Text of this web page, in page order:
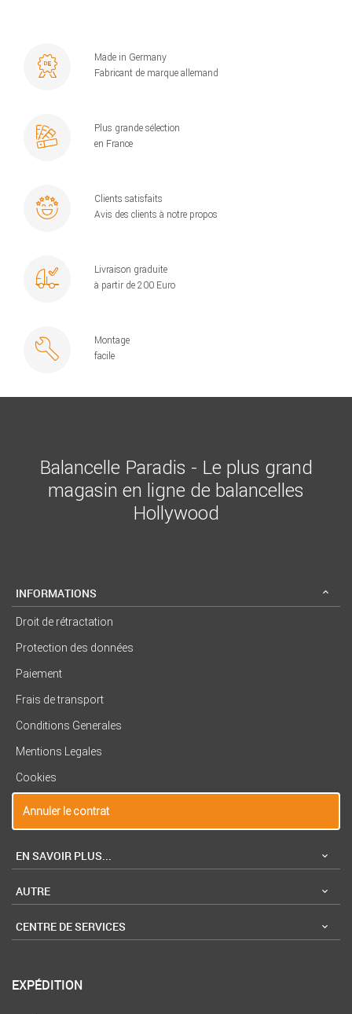
Made in Germany
Fabricant de marque allemand
Plus grande sélection
en France
Clients satisfaits
Avis des clients à notre propos
Livraison graduite
à partir de 200 Euro
Montage
facile
Balancelle Paradis - Le plus grand
magasin en ligne de balancelles
Hollywood
INFORMATIONS
Droit de rétractation
Protection des données
Paiement
Frais de transport
Conditions Generales
Mentions Legales
Cookies
Annuler le contrat
EN SAVOIR PLUS...
AUTRE
CENTRE DE SERVICES
EXPÉDITION